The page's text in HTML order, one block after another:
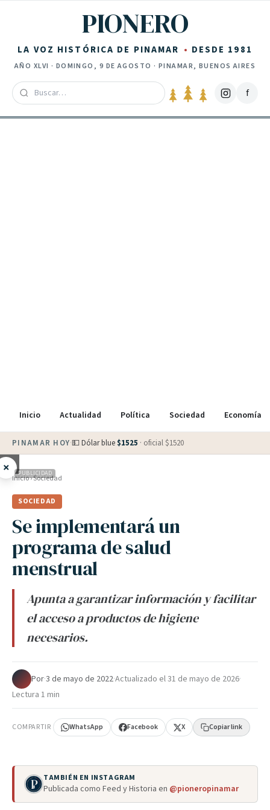
PIONERO
LA VOZ HISTÓRICA DE PINAMAR DESDE 1981
AÑO XLVI · DOMINGO, 9 DE AGOSTO · PINAMAR, BUENOS AIRES
f
Inicio Actualidad Política Sociedad Economía
PINAMAR HOY·💵 Dólar blue $1525 · oficial $1520
× PUBLICIDAD
Inicio›Sociedad
SOCIEDAD
Se implementará un
programa de salud
menstrual
Apunta a garantizar información y facilitar
el acceso a productos de higiene
necesarios.
Por·3 de mayo de 2022·Actualizado el31 de mayo de 2026·
Lectura 1 min
COMPARTIR WhatsApp Facebook X Copiar link
TAMBIÉN EN INSTAGRAM
Publicada como Feed y Historia en @pioneropinamar